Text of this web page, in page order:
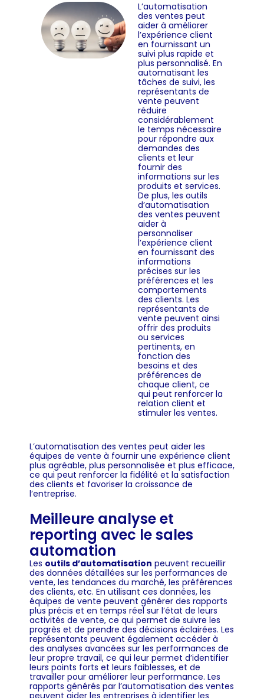
L’automatisation
des ventes peut
aider à améliorer
l’expérience client
en fournissant un
suivi plus rapide et
plus personnalisé. En
automatisant les
tâches de suivi, les
représentants de
vente peuvent
réduire
considérablement
le temps nécessaire
pour répondre aux
demandes des
clients et leur
fournir des
informations sur les
produits et services.
De plus, les outils
d’automatisation
des ventes peuvent
aider à
personnaliser
l’expérience client
en fournissant des
informations
précises sur les
préférences et les
comportements
des clients. Les
représentants de
vente peuvent ainsi
offrir des produits
ou services
pertinents, en
fonction des
besoins et des
préférences de
chaque client, ce
qui peut renforcer la
relation client et
stimuler les ventes.
L’automatisation des ventes peut aider les
équipes de vente à fournir une expérience client
plus agréable, plus personnalisée et plus efficace,
ce qui peut renforcer la fidélité et la satisfaction
des clients et favoriser la croissance de
l’entreprise.
Meilleure analyse et
reporting avec le sales
automation
Les outils d’automatisation peuvent recueillir
des données détaillées sur les performances de
vente, les tendances du marché, les préférences
des clients, etc. En utilisant ces données, les
équipes de vente peuvent générer des rapports
plus précis et en temps réel sur l’état de leurs
activités de vente, ce qui permet de suivre les
progrès et de prendre des décisions éclairées. Les
représentants peuvent également accéder à
des analyses avancées sur les performances de
leur propre travail, ce qui leur permet d’identifier
leurs points forts et leurs faiblesses, et de
travailler pour améliorer leur performance. Les
rapports générés par l’automatisation des ventes
peuvent aider les entreprises à identifier les